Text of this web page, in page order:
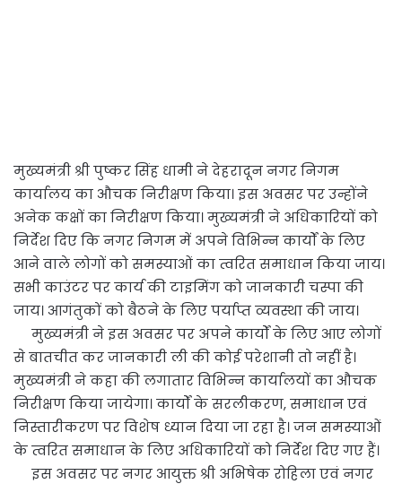
मुख्यमंत्री श्री पुष्कर सिंह धामी ने देहरादून नगर निगम
कार्यालय का औचक निरीक्षण किया। इस अवसर पर उन्होंने
अनेक कक्षों का निरीक्षण किया। मुख्यमंत्री ने अधिकारियों को
निर्देश दिए कि नगर निगम में अपने विभिन्न कार्यों के लिए
आने वाले लोगों को समस्याओं का त्वरित समाधान किया जाय।
सभी काउंटर पर कार्य की टाइमिंग को जानकारी चस्पा की
जाय। आगंतुकों को बैठने के लिए पर्याप्त व्यवस्था की जाय।
मुख्यमंत्री ने इस अवसर पर अपने कार्यों के लिए आए लोगों
से बातचीत कर जानकारी ली की कोई परेशानी तो नहीं है।
मुख्यमंत्री ने कहा की लगातार विभिन्न कार्यालयों का औचक
निरीक्षण किया जायेगा। कार्यों के सरलीकरण, समाधान एवं
निस्तारीकरण पर विशेष ध्यान दिया जा रहा है। जन समस्याओं
के त्वरित समाधान के लिए अधिकारियों को निर्देश दिए गए हैं।
इस अवसर पर नगर आयुक्त श्री अभिषेक रोहिला एवं नगर